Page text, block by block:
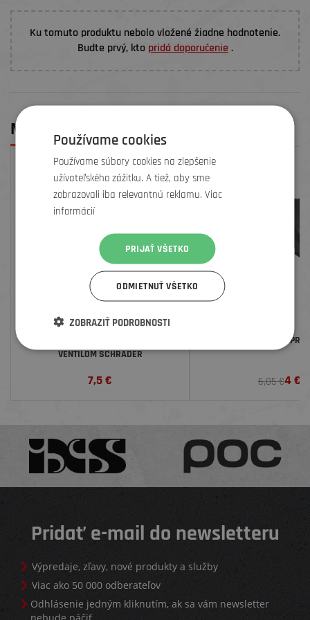
Ku tomuto produktu nebolo vložené žiadne hodnotenie.
Budte prvý, kto pridá doporučenie .
MOHLO BY SA VÁM PÁČIŤ
VENTILOM SCHRADER
7,5€
ZĽAVA
SHIMANO KLADKY
6,05 €4€
Pridať e-mail do newsletteru
Výpredaje, zľavy, nové produkty a služby
Viac ako 50 000 odberateľov
Odhlásenie jedným kliknutím, ak sa vám newsletter
Používame cookies
Používame súbory cookies na zlepšenie
užívateľského zážitku. A tiež, aby sme
zobrazovali iba relevantnú reklamu. Viac
informácií
PRIJAŤ VŠETKO
ODMIETNUŤ VŠETKO
ZOBRAZIŤ PODROBNOSTI